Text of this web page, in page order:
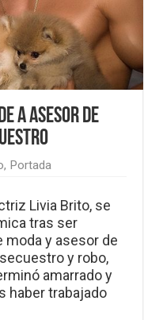
a asesor de
, Portada
Livia Brito, se
tras ser
moda y asesor de
y robo,
amarrado y
haber trabajado